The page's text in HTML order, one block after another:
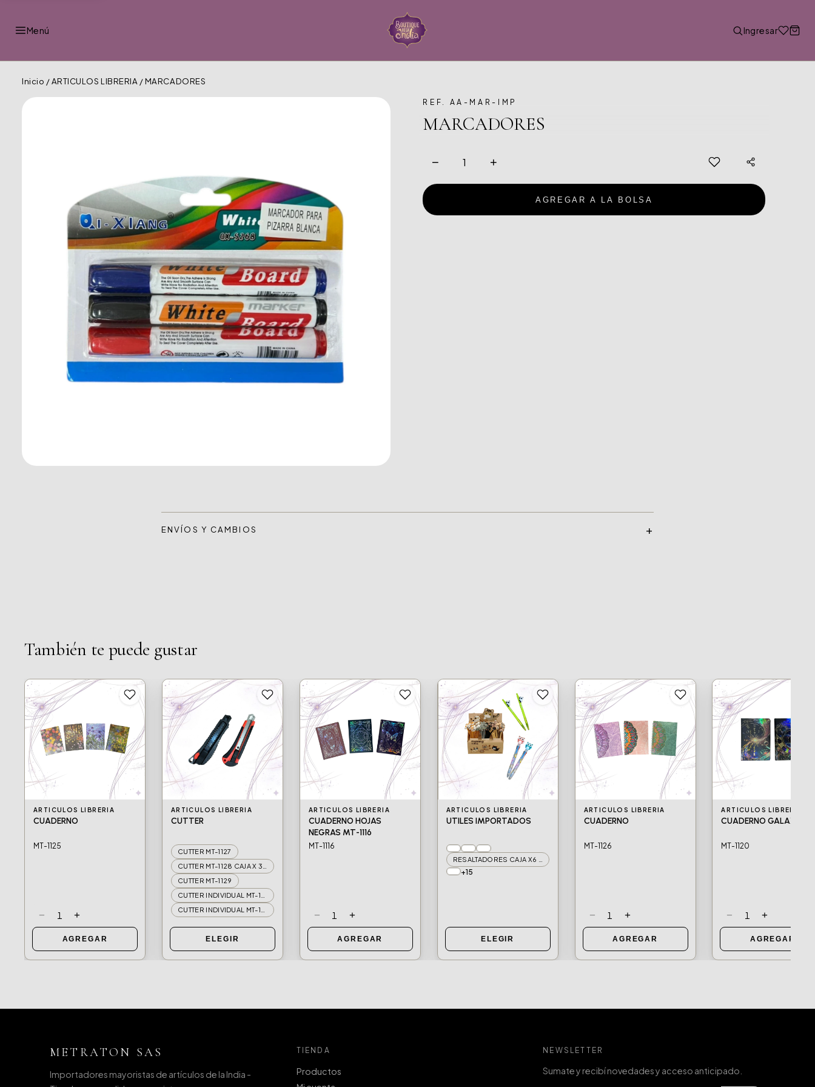
Menú Ingresar
Inicio /ARTICULOS LIBRERIA /MARCADORES
REF. AA-MAR-IMP
MARCADORES
− +
AGREGAR A LA BOLSA
ENVÍOS Y CAMBIOS
También te puede gustar
ARTICULOS LIBRERIA
CUADERNO
MT-1125
− 1 +
AGREGAR
ARTICULOS LIBRERIA
CUTTER
CUTTER MT-1127
CUTTER MT-1129
ELEGIR
ARTICULOS LIBRERIA
CUADERNO HOJAS
NEGRAS MT-1116
MT-1116
− 1 +
AGREGAR
ARTICULOS LIBRERIA
UTILES IMPORTADOS
+15
ELEGIR
ARTICULOS LIBRERIA
CUADERNO
MT-1126
− 1 +
AGREGAR
ARTICULOS LIBRERIA
CUADERNO GALAXIA
MT-1120
− 1 +
AGREGAR
METRATON SAS
Importadores mayoristas de artículos de la India -
TIENDA
Productos
NEWSLETTER
Sumate y recibí novedades y acceso anticipado.